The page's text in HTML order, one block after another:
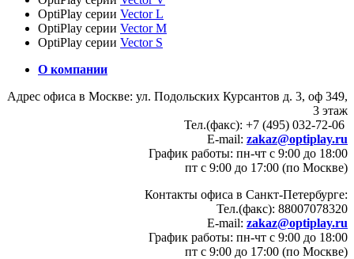
OptiPlay серии Vector L
OptiPlay серии Vector M
OptiPlay серии Vector S
О компании
Адрес офиса в Москве: ул. Подольских Курсантов д. 3, оф 349,
3 этаж
Тел.(факс): +7 (495) 032-72-06
E-mail: zakaz@optiplay.ru
График работы: пн-чт с 9:00 до 18:00
пт с 9:00 до 17:00 (по Москве)
Контакты офиса в Санкт-Петербурге:
Тел.(факс): 88007078320
E-mail: zakaz@optiplay.ru
График работы: пн-чт с 9:00 до 18:00
пт с 9:00 до 17:00 (по Москве)